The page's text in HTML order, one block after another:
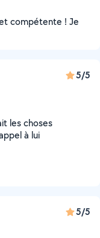
compétente ! Je
5/5
les choses
à lui
5/5